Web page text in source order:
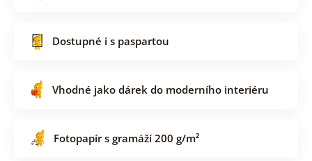
Dostupné i s paspartou
Vhodné jako dárek do moderního interiéru
Fotopapír s gramáží 200 g/m²